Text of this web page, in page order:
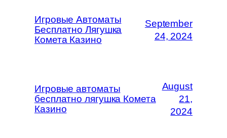
Игровые Автоматы
Бесплатно Лягушка
Комета Казино
September
24, 2024
Игровые автоматы
бесплатно лягушка Комета
Казино
August
21,
2024